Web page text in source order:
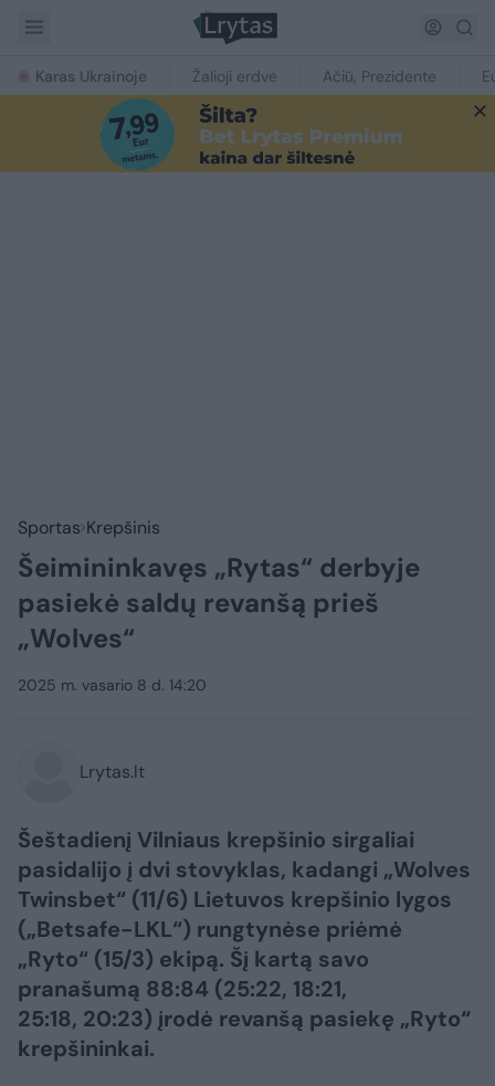
Karas Ukrainoje Žalioji erdvė Ačiū, Prezidente
Sportas Krepšinis
Šeimininkavęs „Rytas“ derbyje
pasiekė saldų revanšą prieš
„Wolves“
2025 m. vasario 8 d. 14:20
Lrytas.lt
Šeštadienį Vilniaus krepšinio sirgaliai
pasidalijo į dvi stovyklas, kadangi „Wolves
Twinsbet“ (11/6) Lietuvos krepšinio lygos
(„Betsafe-LKL“) rungtynėse priėmė
„Ryto“ (15/3) ekipą. Šį kartą savo
pranašumą 88:84 (25:22, 18:21,
25:18, 20:23) įrodė revanšą pasiekę „Ryto“
krepšininkai.